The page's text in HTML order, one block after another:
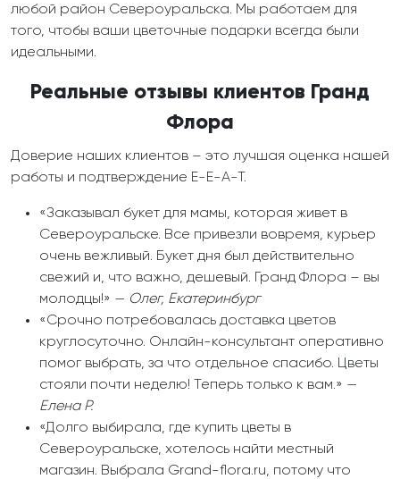
любой район Североуральска. Мы работаем для
того, чтобы ваши цветочные подарки всегда были
идеальными.
Реальные отзывы клиентов Гранд
Флора
Доверие наших клиентов – это лучшая оценка нашей
работы и подтверждение E-E-A-T.
«Заказывал букет для мамы, которая живет в
Североуральске. Все привезли вовремя, курьер
очень вежливый. Букет дня был действительно
свежий и, что важно, дешевый. Гранд Флора – вы
молодцы!» — Олег, Екатеринбург
«Срочно потребовалась доставка цветов
круглосуточно. Онлайн-консультант оперативно
помог выбрать, за что отдельное спасибо. Цветы
стояли почти неделю! Теперь только к вам.» —
Елена Р.
«Долго выбирала, где купить цветы в
Североуральске, хотелось найти местный
магазин. Выбрала Grand-flora.ru, потому что